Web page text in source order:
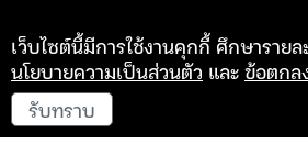
เว็บไซต์นี้มีการใช้งานคุกกี้ ศึกษารายล
นโยบายความเป็นส่วนตัว และข้อตกล
รับทราบ